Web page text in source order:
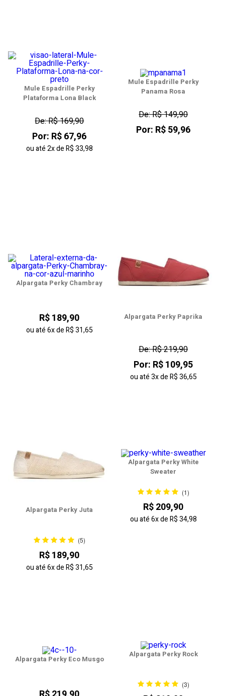
Mule Espadrille Perky
Plataforma Lona Black
De: R$ 169,90
Por: R$ 67,96
ou até2xdeR$ 33,98
Mule Espadrille Perky
Panama Rosa
De: R$ 149,90
Por: R$ 59,96
Alpargata Perky Chambray
R$ 189,90
ou até6xdeR$ 31,65
Alpargata Perky Paprika
De: R$ 219,90
Por: R$ 109,95
ou até3xdeR$ 36,65
Alpargata Perky Juta
(5)
R$ 189,90
ou até6xdeR$ 31,65
Alpargata Perky White
Sweater
(1)
R$ 209,90
ou até6xdeR$ 34,98
Alpargata Perky Eco Musgo
Alpargata Perky Rock
(3)